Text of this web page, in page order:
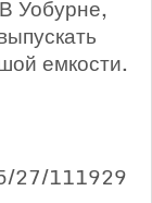
Уобурне,
емкости.
27/111929